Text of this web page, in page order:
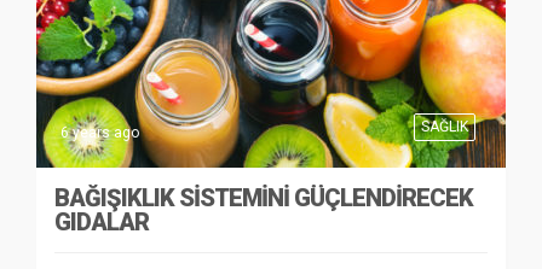
SAĞLIK
6 years ago
BAĞIŞIKLIK SISTEMINI GÜÇLENDIRECEK
GIDALAR